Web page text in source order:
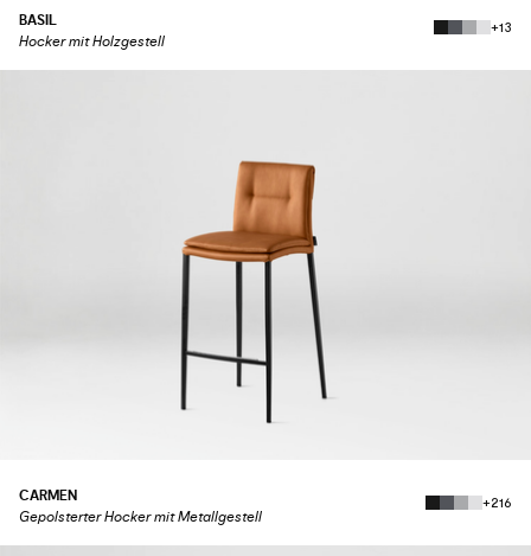
BASIL
Hocker mit Holzgestell
+13
CARMEN
Gepolsterter Hocker mit Metallgestell
+216